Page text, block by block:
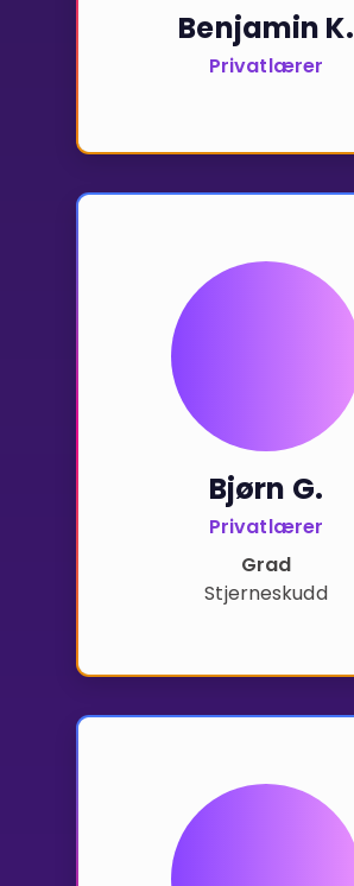
Benjamin K.
Privatlærer
Bjørn G.
Privatlærer
Grad
Stjerneskudd